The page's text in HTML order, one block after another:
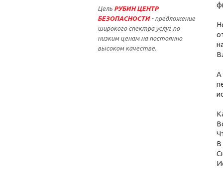
Цель РУБИН ЦЕНТР
БЕЗОПАСНОСТИ - предложение
широкого спектра услуг по
низким ценам на постоянно
высоком качестве.
А
В